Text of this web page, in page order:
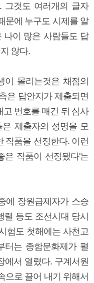
그것도 여러개의 글자
문에 누구도 시제를 알
나이 많은 사람들도 답
않다.
이 몰리는것은 채점의
은 답안지가 제출되면
번호를 매긴 뒤 심사
제출자의 성명을 모
작품을 선정한다. 이런
은 작품이 선정됐다'는
에 장원급제자가 스승
렬 등도 조선시대 당시
험도 첫해에는 사천고
터는 종합문화제가 펼
에서 열렸다. 구계서원
으로 끌어 내기 위해서